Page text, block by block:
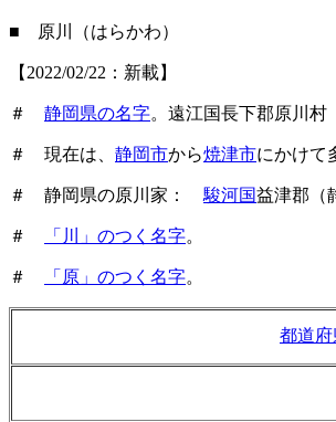
■ 原川（はらかわ）
【2022/02/22：新載】
＃ 静岡県の名字。遠江国長下郡原川村
＃ 現在は、 静岡市から焼津市にかけて
＃ 静岡県の原川家： 駿河国益津郡（
＃ 「川」のつく名字。
＃ 「原」のつく名字。
都道